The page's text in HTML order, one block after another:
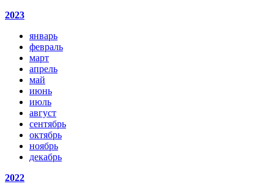
2023
январь
февраль
март
апрель
май
июнь
июль
август
сентябрь
октябрь
ноябрь
декабрь
2022